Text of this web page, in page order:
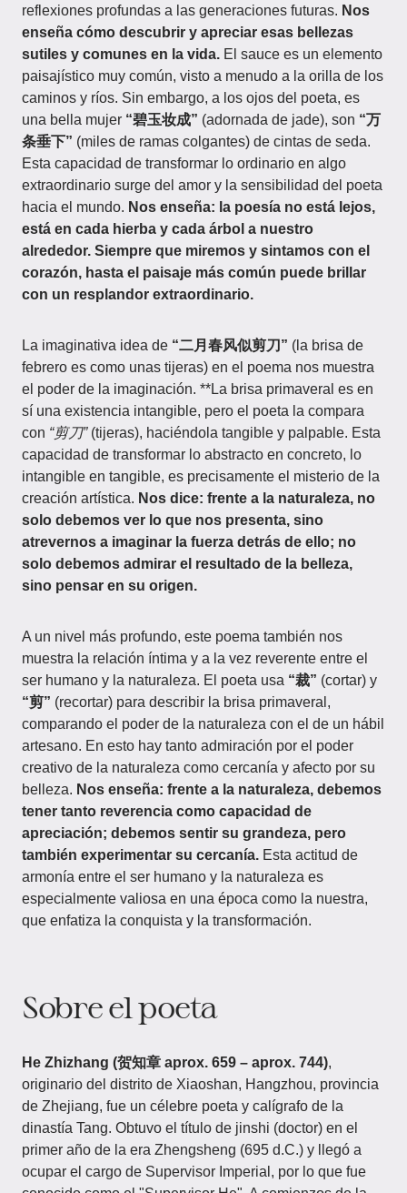
reflexiones profundas a las generaciones futuras. Nos
enseña cómo descubrir y apreciar esas bellezas
sutiles y comunes en la vida. El sauce es un elemento
paisajístico muy común, visto a menudo a la orilla de los
caminos y ríos. Sin embargo, a los ojos del poeta, es
una bella mujer “碧玉妆成” (adornada de jade), son “万
条垂下” (miles de ramas colgantes) de cintas de seda.
Esta capacidad de transformar lo ordinario en algo
extraordinario surge del amor y la sensibilidad del poeta
hacia el mundo. Nos enseña: la poesía no está lejos,
está en cada hierba y cada árbol a nuestro
alrededor. Siempre que miremos y sintamos con el
corazón, hasta el paisaje más común puede brillar
con un resplandor extraordinario.
La imaginativa idea de “二月春风似剪刀” (la brisa de
febrero es como unas tijeras) en el poema nos muestra
el poder de la imaginación. **La brisa primaveral es en
sí una existencia intangible, pero el poeta la compara
con “剪刀”(tijeras), haciéndola tangible y palpable. Esta
capacidad de transformar lo abstracto en concreto, lo
intangible en tangible, es precisamente el misterio de la
creación artística. Nos dice: frente a la naturaleza, no
solo debemos ver lo que nos presenta, sino
atrevernos a imaginar la fuerza detrás de ello; no
solo debemos admirar el resultado de la belleza,
sino pensar en su origen.
A un nivel más profundo, este poema también nos
muestra la relación íntima y a la vez reverente entre el
ser humano y la naturaleza. El poeta usa “裁” (cortar) y
“剪” (recortar) para describir la brisa primaveral,
comparando el poder de la naturaleza con el de un hábil
artesano. En esto hay tanto admiración por el poder
creativo de la naturaleza como cercanía y afecto por su
belleza. Nos enseña: frente a la naturaleza, debemos
tener tanto reverencia como capacidad de
apreciación; debemos sentir su grandeza, pero
también experimentar su cercanía. Esta actitud de
armonía entre el ser humano y la naturaleza es
especialmente valiosa en una época como la nuestra,
que enfatiza la conquista y la transformación.
Sobre el poeta
He Zhizhang (贺知章 aprox. 659 – aprox. 744),
originario del distrito de Xiaoshan, Hangzhou, provincia
de Zhejiang, fue un célebre poeta y calígrafo de la
dinastía Tang. Obtuvo el título de jinshi (doctor) en el
primer año de la era Zhengsheng (695 d.C.) y llegó a
ocupar el cargo de Supervisor Imperial, por lo que fue